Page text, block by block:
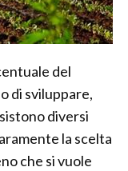
del
di sviluppare,
diversi
la scelta
che si vuole